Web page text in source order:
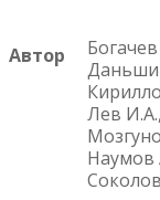
Автор
Лев
Наумов